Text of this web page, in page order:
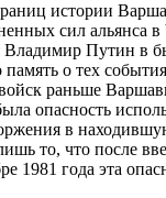
истории
сил альянса в
Владимир Путин в
о тех
раньше
опасность
в
то, что после
1981 года эта